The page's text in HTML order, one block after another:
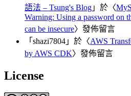
語法 – Tsung's Blog 」於〈
Warning: Using a password on
can be insecure〉發佈留言
「 shazi7804 」於〈AWS
by AWS CDK〉發佈留言
License